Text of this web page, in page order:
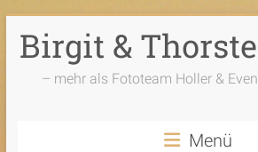
Inhalt
springen
Birgit &
– mehr als Fototeam Holler &
Menü